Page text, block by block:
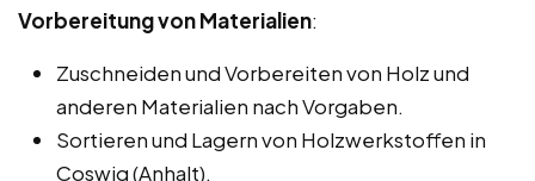
Vorbereitung von Materialien:
Zuschneiden und Vorbereiten von Holz und
anderen Materialien nach Vorgaben.
Sortieren und Lagern von Holzwerkstoffen in
Coswig (Anhalt).